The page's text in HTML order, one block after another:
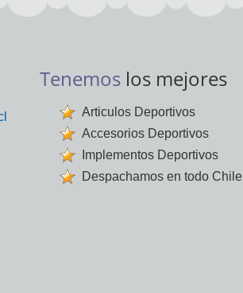
Tenemos los mejores
Articulos Deportivos
Accesorios Deportivos
Implementos Deportivos
Despachamos en todo Chile